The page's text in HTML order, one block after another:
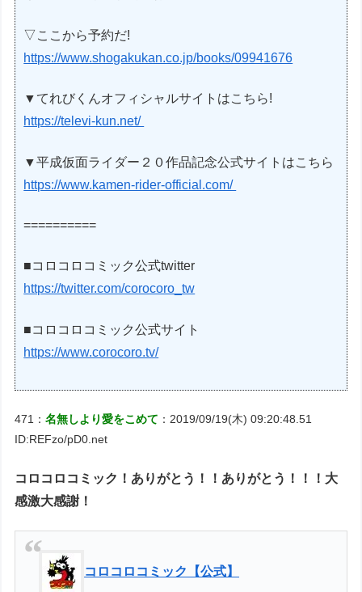
▽ここから予約だ!
https://www.shogakukan.co.jp/books/09941676
▼てれびくんオフィシャルサイトはこちら!
https://televi-kun.net/
▼平成仮面ライダー２０作品記念公式サイトはこちら
https://www.kamen-rider-official.com/
==========
■コロコロコミック公式twitter
https://twitter.com/corocoro_tw
■コロコロコミック公式サイト
https://www.corocoro.tv/
471：名無しより愛をこめて ：2019/09/19(木) 09:20:48.51
ID:REFzo/pD0.net
コロコロコミック！ありがとう！！ありがとう！！！大
感激大感謝！
コロコロコミック【公式】